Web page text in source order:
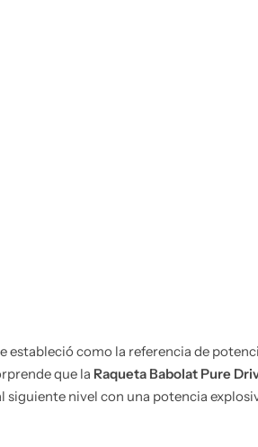
estableció como la referencia de
que la Raqueta Babolat Pure
siguiente nivel con una potencia